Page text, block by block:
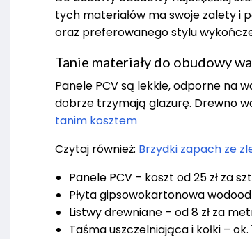
tych materiałów ma swoje zalety i
oraz preferowanego stylu
Tanie materiały do obudowy
Panele PCV są lekkie, odporne na
dobrze trzymają glazurę. Drewno
tanim kosztem
Czytaj również: Brzydki zapach ze
Panele PCV – koszt od 25 zł za
Płyta gipsowokartonowa
Listwy drewniane – od 8 zł za
Taśma uszczelniająca i kołki – ok.